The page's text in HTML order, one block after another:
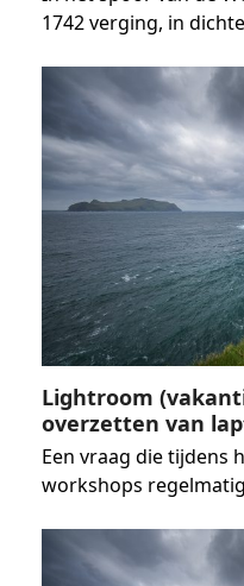
1742 verging, in
Lightroom
overzetten van
Een vraag die tijdens
workshops